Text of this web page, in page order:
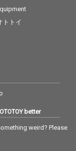
トトイ
better
weird? Please